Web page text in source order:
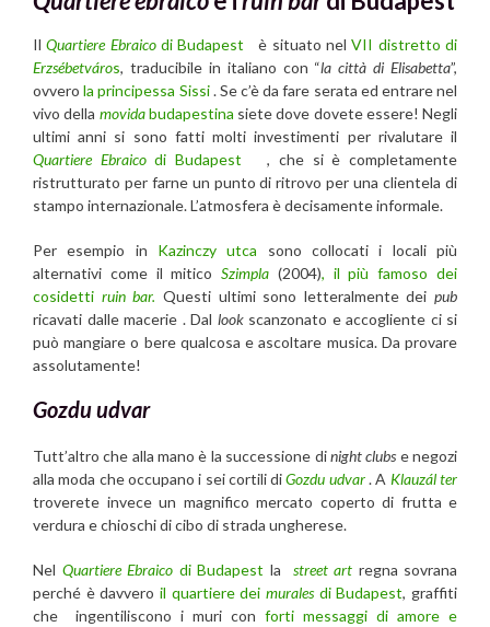
IlQuartiere Ebraicodi Budapest è situato nelVII distretto di
Erzsébetváros, traducibile in italiano con “la città di Elisabetta”,
ovvero la principessa Sissi. Se c’è da fare serata ed entrare nel
vivo della movidabudapestina siete dove dovete essere! Negli
ultimi anni si sono fatti molti investimenti per rivalutare il
Quartiere Ebraicodi Budapest
, che si è completamente
ristrutturato per farne un punto di ritrovo per una clientela di
stampo internazionale. L’atmosfera è decisamente informale.
Per esempio in Kazinczy utca sono collocati i locali più
alternativi come il miticoSzimpla (2004), il più famoso dei
cosidetti ruin bar. Questi ultimi sono letteralmente dei pub
ricavati dalle macerie . Dal lookscanzonato e accogliente ci si
può mangiare o bere qualcosa e ascoltare musica. Da provare
assolutamente!
Gozdu udvar
Tutt’altro che alla mano è la successione dinight clubs e negozi
alla moda che occupano i sei cortili diGozdu udvar. A Klauzál ter
troverete invece un magnifico mercato coperto di frutta e
verdura e chioschi di cibo di strada ungherese.
Nel Quartiere Ebraico di Budapest la street art regna sovrana
perché è davvero il quartiere dei muralesdi Budapest, graffiti
che ingentiliscono i muri con forti messaggi di amore e